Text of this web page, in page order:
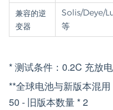
兼容的逆
变器
Solis/Deye/
等
* 测试条件：0.2C 充放
**全球电池与新版本混
50 - 旧版本数量 * 2